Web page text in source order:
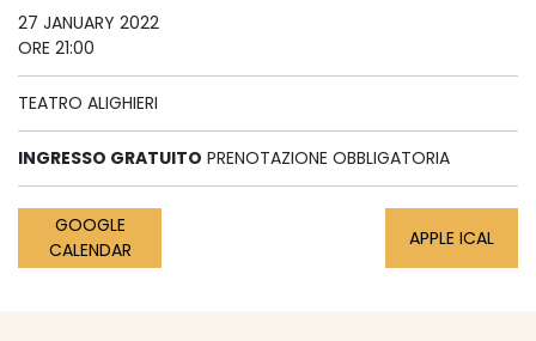
27 JANUARY 2022
ORE 21:00
TEATRO ALIGHIERI
INGRESSO GRATUITO PRENOTAZIONE OBBLIGATORIA
GOOGLE
CALENDAR
APPLE ICAL